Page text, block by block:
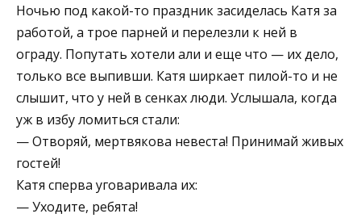
Ночью под какой-то праздник засиделась Катя за
работой, а трое парней и перелезли к ней в
ограду. Попутать хотели али и еще что — их дело,
только все выпивши. Катя ширкает пилой-то и не
слышит, что у ней в сенках люди. Услышала, когда
уж в избу ломиться стали:
— Отворяй, мертвякова невеста! Принимай живых
гостей!
Катя сперва уговаривала их:
— Уходите, ребята!